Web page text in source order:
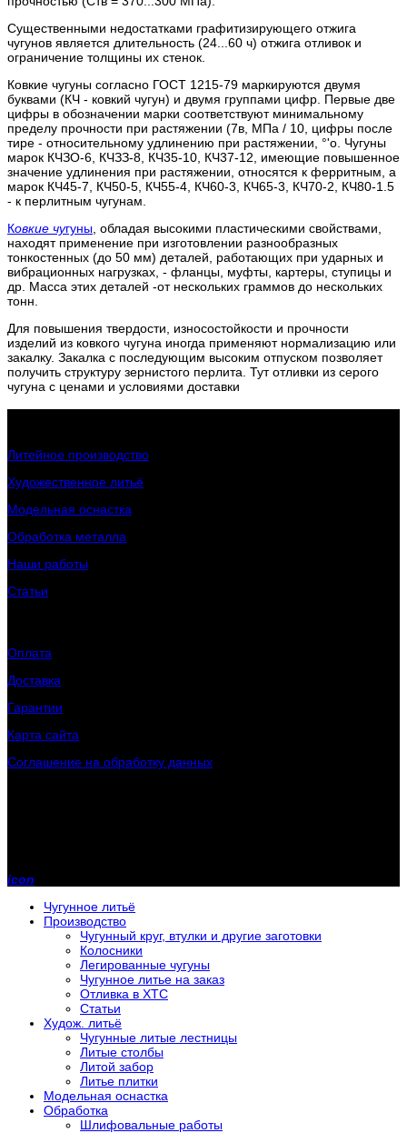
Существенными недостатками графитизирующего отжига
чугунов является длительность (24...60 ч) отжига отливок и
ограничение толщины их стенок.
Ковкие чугуны согласно ГОСТ 1215-79 маркируются двумя
буквами (КЧ - ковкий чугун) и двумя группами цифр. Первые две
цифры в обозначении марки соответствуют минимальному
пределу прочности при растяжении (7в, МПа / 10, цифры после
тире - относительному удлинению при растяжении, °'о. Чугуны
марок КЧЗО-6, КЧЗЗ-8, КЧ35-10, КЧ37-12, имеющие повышенное
значение удлинения при растяжении, относятся к ферритным, а
марок КЧ45-7, КЧ50-5, КЧ55-4, КЧ60-3, КЧ65-3, КЧ70-2, КЧ80-1.5
- к перлитным чугунам.
Ковкие чугуны , обладая высокими пластическими свойствами,
находят применение при изготовлении разнообразных
тонкостенных (до 50 мм) деталей, работающих при ударных и
вибрационных нагрузках, - фланцы, муфты, картеры, ступицы и
др. Масса этих деталей -от нескольких граммов до нескольких
тонн.
Для повышения твердости, износостойкости и прочности
изделий из ковкого чугуна иногда применяют нормализацию или
закалку. Закалка с последующим высоким отпуском позволяет
получить структуру зернистого перлита. Тут отливки из серого
чугуна с ценами и условиями доставки
Литейное производство
Художественное литьё
Модельная оснастка
Обработка металла
Наши работы
Статьи
Оплата
Доставка
Гарантии
Карта сайта
Соглашение на обработку данных
icon
Чугунное литьё
Производство
Чугунный круг, втулки и другие заготовки
Колосники
Легированные чугуны
Чугунное литье на заказ
Отливка в ХТС
Статьи
Худож. литьё
Чугунные литые лестницы
Литые столбы
Литой забор
Литье плитки
Модельная оснастка
Обработка
Шлифовальные работы